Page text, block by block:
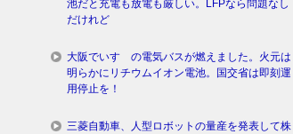
池だと充電も放電も厳しい。LFPなら問題なし
だけれど
大阪でいすゞの電気バスが燃えました。火元は
明らかにリチウムイオン電池。国交省は即刻運
用停止を！
三菱自動車、人型ロボットの量産を発表して株